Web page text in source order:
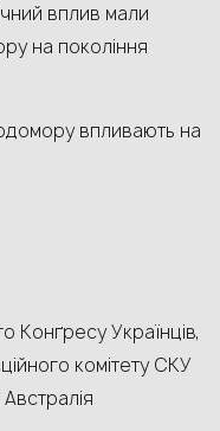
вплив мали
на покоління
впливають на
Конґресу Українців,
комітету СКУ